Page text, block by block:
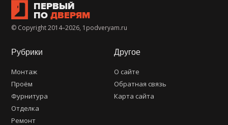
ПЕРВЫЙ
ПО ДВЕРЯМ
© Copyright 2014–2026, 1podveryam.ru
Другое
О сайте
Обратная связь
Карта сайта
Рубрики
Монтаж
Проём
Фурнитура
Отделка
Ремонт